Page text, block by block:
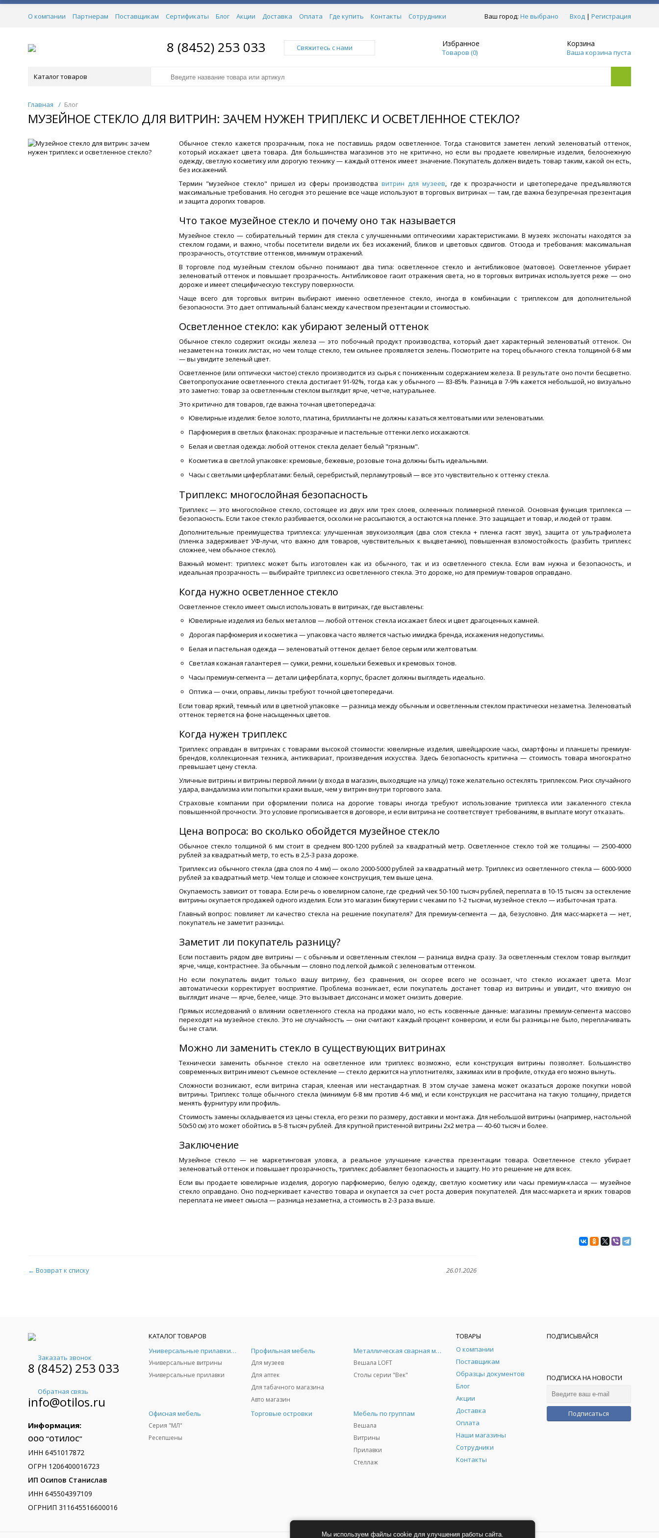
Ваш город: Не выбрано Вход | Регистрация
О компании Партнерам Поставщикам Сертификаты Блог Акции Доставка Оплата Где купить Контакты Сотрудники
8 (8452) 253 033 Свяжитесь с нами Избранное
Товаров (0)
Корзина
Ваша корзина пуста
Каталог товаров
Главная / Блог
МУЗЕЙНОЕ СТЕКЛО ДЛЯ ВИТРИН: ЗАЧЕМ НУЖЕН ТРИПЛЕКС И ОСВЕТЛЕННОЕ СТЕКЛО?
Обычное стекло кажется прозрачным, пока не поставишь рядом осветленное. Тогда становится заметен легкий зеленоватый оттенок,
который искажает цвета товара. Для большинства магазинов это не критично, но если вы продаете ювелирные изделия, белоснежную
одежду, светлую косметику или дорогую технику — каждый оттенок имеет значение. Покупатель должен видеть товар таким, какой он есть,
без искажений.
Термин "музейное стекло" пришел из сферы производствавитрин для музеев, где к прозрачности и цветопередаче предъявляются
максимальные требования. Но сегодня это решение все чаще используют в торговых витринах — там, где важна безупречная презентация
и защита дорогих товаров.
Что такое музейное стекло и почему оно так называется
Музейное стекло — собирательный термин для стекла с улучшенными оптическими характеристиками. В музеях экспонаты находятся за
стеклом годами, и важно, чтобы посетители видели их без искажений, бликов и цветовых сдвигов. Отсюда и требования: максимальная
прозрачность, отсутствие оттенков, минимум отражений.
В торговле под музейным стеклом обычно понимают два типа: осветленное стекло и антибликовое (матовое). Осветленное убирает
зеленоватый оттенок и повышает прозрачность. Антибликовое гасит отражения света, но в торговых витринах используется реже — оно
дороже и имеет специфическую текстуру поверхности.
Чаще всего для торговых витрин выбирают именно осветленное стекло, иногда в комбинации с триплексом для дополнительной
безопасности. Это дает оптимальный баланс между качеством презентации и стоимостью.
Осветленное стекло: как убирают зеленый оттенок
Обычное стекло содержит оксиды железа — это побочный продукт производства, который дает характерный зеленоватый оттенок. Он
незаметен на тонких листах, но чем толще стекло, тем сильнее проявляется зелень. Посмотрите на торец обычного стекла толщиной 6-8 мм
— вы увидите зеленый цвет.
Осветленное (или оптически чистое) стекло производится из сырья с пониженным содержанием железа. В результате оно почти бесцветно.
Светопропускание осветленного стекла достигает 91-92%, тогда как у обычного — 83-85%. Разница в 7-9% кажется небольшой, но визуально
это заметно: товар за осветленным стеклом выглядит ярче, четче, натуральнее.
Это критично для товаров, где важна точная цветопередача:
Ювелирные изделия: белое золото, платина, бриллианты не должны казаться желтоватыми или зеленоватыми.
Парфюмерия в светлых флаконах: прозрачные и пастельные оттенки легко искажаются.
Белая и светлая одежда: любой оттенок стекла делает белый "грязным".
Косметика в светлой упаковке: кремовые, бежевые, розовые тона должны быть идеальными.
Часы с светлыми циферблатами: белый, серебристый, перламутровый — все это чувствительно к оттенку стекла.
Триплекс: многослойная безопасность
Триплекс — это многослойное стекло, состоящее из двух или трех слоев, склеенных полимерной пленкой. Основная функция триплекса —
безопасность. Если такое стекло разбивается, осколки не рассыпаются, а остаются на пленке. Это защищает и товар, и людей от травм.
Дополнительные преимущества триплекса: улучшенная звукоизоляция (два слоя стекла + пленка гасят звук), защита от ультрафиолета
(пленка задерживает УФ-лучи, что важно для товаров, чувствительных к выцветанию), повышенная взломостойкость (разбить триплекс
сложнее, чем обычное стекло).
Важный момент: триплекс может быть изготовлен как из обычного, так и из осветленного стекла. Если вам нужна и безопасность, и
идеальная прозрачность — выбирайте триплекс из осветленного стекла. Это дороже, но для премиум-товаров оправдано.
Когда нужно осветленное стекло
Осветленное стекло имеет смысл использовать в витринах, где выставлены:
Ювелирные изделия из белых металлов — любой оттенок стекла искажает блеск и цвет драгоценных камней.
Дорогая парфюмерия и косметика — упаковка часто является частью имиджа бренда, искажения недопустимы.
Белая и пастельная одежда — зеленоватый оттенок делает белое серым или желтоватым.
Светлая кожаная галантерея — сумки, ремни, кошельки бежевых и кремовых тонов.
Часы премиум-сегмента — детали циферблата, корпус, браслет должны выглядеть идеально.
Оптика — очки, оправы, линзы требуют точной цветопередачи.
Если товар яркий, темный или в цветной упаковке — разница между обычным и осветленным стеклом практически незаметна. Зеленоватый
оттенок теряется на фоне насыщенных цветов.
Когда нужен триплекс
Триплекс оправдан в витринах с товарами высокой стоимости: ювелирные изделия, швейцарские часы, смартфоны и планшеты премиум-
брендов, коллекционная техника, антиквариат, произведения искусства. Здесь безопасность критична — стоимость товара многократно
превышает цену стекла.
Уличные витрины и витрины первой линии (у входа в магазин, выходящие на улицу) тоже желательно остеклять триплексом. Риск случайного
удара, вандализма или попытки кражи выше, чем у витрин внутри торгового зала.
Страховые компании при оформлении полиса на дорогие товары иногда требуют использование триплекса или закаленного стекла
повышенной прочности. Это условие прописывается в договоре, и если витрина не соответствует требованиям, в выплате могут отказать.
Цена вопроса: во сколько обойдется музейное стекло
Обычное стекло толщиной 6 мм стоит в среднем 800-1200 рублей за квадратный метр. Осветленное стекло той же толщины — 2500-4000
рублей за квадратный метр, то есть в 2,5-3 раза дороже.
Триплекс из обычного стекла (два слоя по 4 мм) — около 2000-5000 рублей за квадратный метр. Триплекс из осветленного стекла — 6000-9000
рублей за квадратный метр. Чем толще и сложнее конструкция, тем выше цена.
Окупаемость зависит от товара. Если речь о ювелирном салоне, где средний чек 50-100 тысяч рублей, переплата в 10-15 тысяч за остекление
витрины окупается продажей одного изделия. Если это магазин бижутерии с чеками по 1-2 тысячи, музейное стекло — избыточная трата.
Главный вопрос: повлияет ли качество стекла на решение покупателя? Для премиум-сегмента — да, безусловно. Для масс-маркета — нет,
покупатель не заметит разницы.
Заметит ли покупатель разницу?
Если поставить рядом две витрины — с обычным и осветленным стеклом — разница видна сразу. За осветленным стеклом товар выглядит
ярче, чище, контрастнее. За обычным — словно под легкой дымкой с зеленоватым оттенком.
Но если покупатель видит только вашу витрину, без сравнения, он скорее всего не осознает, что стекло искажает цвета. Мозг
автоматически корректирует восприятие. Проблема возникает, если покупатель достанет товар из витрины и увидит, что вживую он
выглядит иначе — ярче, белее, чище. Это вызывает диссонанс и может снизить доверие.
Прямых исследований о влиянии осветленного стекла на продажи мало, но есть косвенные данные: магазины премиум-сегмента массово
переходят на музейное стекло. Это не случайность — они считают каждый процент конверсии, и если бы разницы не было, переплачивать
бы не стали.
Можно ли заменить стекло в существующих витринах
Технически заменить обычное стекло на осветленное или триплекс возможно, если конструкция витрины позволяет. Большинство
современных витрин имеют съемное остекление — стекло держится на уплотнителях, зажимах или в профиле, откуда его можно вынуть.
Сложности возникают, если витрина старая, клееная или нестандартная. В этом случае замена может оказаться дороже покупки новой
витрины. Триплекс толще обычного стекла (минимум 6-8 мм против 4-6 мм), и если конструкция не рассчитана на такую толщину, придется
менять фурнитуру или профиль.
Стоимость замены складывается из цены стекла, его резки по размеру, доставки и монтажа. Для небольшой витрины (например, настольной
50х50 см) это может обойтись в 5-8 тысяч рублей. Для крупной пристенной витрины 2х2 метра — 40-60 тысяч и более.
Заключение
Музейное стекло — не маркетинговая уловка, а реальное улучшение качества презентации товара. Осветленное стекло убирает
зеленоватый оттенок и повышает прозрачность, триплекс добавляет безопасность и защиту. Но это решение не для всех.
Если вы продаете ювелирные изделия, дорогую парфюмерию, белую одежду, светлую косметику или часы премиум-класса — музейное
стекло оправдано. Оно подчеркивает качество товара и окупается за счет роста доверия покупателей. Для масс-маркета и ярких товаров
переплата не имеет смысла — разница незаметна, а стоимость в 2-3 раза выше.
← Возврат к списку 26.01.2026
Заказать звонок
8 (8452) 253 033
Обратная связь
info@otilos.ru
Информация:
ООО “ОТИЛОС”
ИНН 6451017872
ОГРН 1206400016723
ИП Осипов Станислав
ИНН 645504397109
ОГРНИП 311645516600016
КАТАЛОГ ТОВАРОВ
Универсальные прилавки и витрины
Универсальные витрины
Универсальные прилавки
Профильная мебель
Для музеев
Для аптек
Для табачного магазина
Авто магазин
Металлическая сварная мебель
Вешала LOFT
Столы серии "Век"
Офисная мебель
Серия "МЛ"
Ресепшены
Торговые островки Мебель по группам
Вешала
Витрины
Прилавки
Стеллаж
ТОВАРЫ
О компании
Поставщикам
Образцы документов
Блог
Акции
Доставка
Оплата
Наши магазины
Сотрудники
Контакты
ПОДПИСЫВАЙСЯ
ПОДПИСКА НА НОВОСТИ
Подписаться
Мы используем файлы cookie для улучшения работы сайта.